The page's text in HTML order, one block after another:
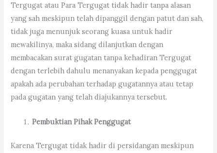
Tergugat atau Para Tergugat tidak hadir tanpa alasan
yang sah meskipun telah dipanggil dengan patut dan sah,
tidak juga menunjuk seorang kuasa untuk hadir
mewakilinya, maka sidang dilanjutkan dengan
membacakan surat gugatan tanpa kehadiran Tergugat
dengan terlebih dahulu menanyakan kepada penggugat
apakah ada perubahan terhadap gugatannya atau tetap
pada gugatan yang telah diajukannya tersebut.
Pembuktian Pihak Penggugat
Karena Tergugat tidak hadir di persidangan meskipun